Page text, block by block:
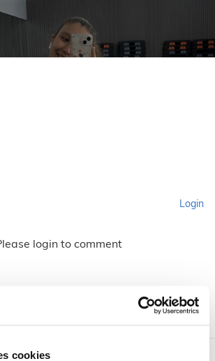
cookies
Login
login to comment